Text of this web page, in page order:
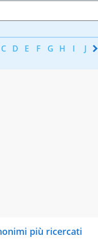
C D E F G H I J K
più ricercati